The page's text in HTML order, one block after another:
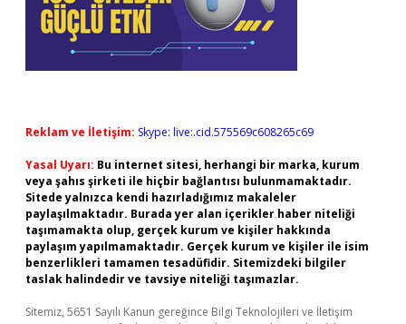
Reklam ve İletişim: Skype: live:.cid.575569c608265c69
Yasal Uyarı: Bu internet sitesi, herhangi bir marka, kurum
veya şahıs şirketi ile hiçbir bağlantısı bulunmamaktadır.
Sitede yalnızca kendi hazırladığımız makaleler
paylaşılmaktadır. Burada yer alan içerikler haber niteliği
taşımamakta olup, gerçek kurum ve kişiler hakkında
paylaşım yapılmamaktadır. Gerçek kurum ve kişiler ile isim
benzerlikleri tamamen tesadüfidir. Sitemizdeki bilgiler
taslak halindedir ve tavsiye niteliği taşımazlar.
Sitemiz, 5651 Sayılı Kanun gereğince Bilgi Teknolojileri ve İletişim